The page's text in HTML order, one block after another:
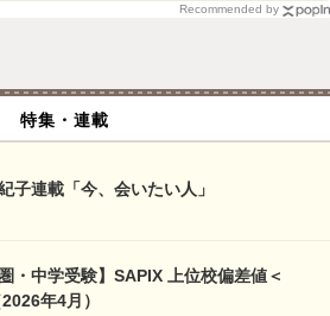
Recommended by
特集・連載
子連載「今、会いたい人」
・中学受験】SAPIX 上位校偏差値＜
年4月）